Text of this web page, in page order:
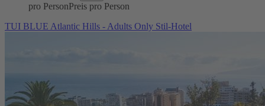
pro PersonPreis pro Person
TUI BLUE Atlantic Hills - Adults Only Stil-Hotel